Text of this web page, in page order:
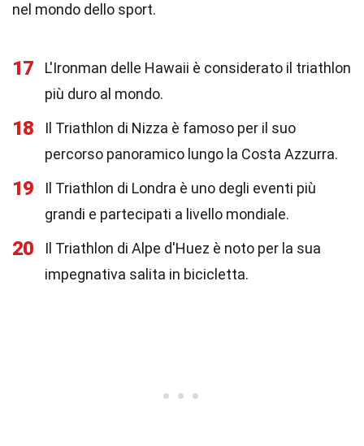
nel mondo dello sport.
17
L'Ironman delle Hawaii è considerato il triathlon
più duro al mondo.
18
Il Triathlon di Nizza è famoso per il suo
percorso panoramico lungo la Costa Azzurra.
19
Il Triathlon di Londra è uno degli eventi più
grandi e partecipati a livello mondiale.
20
Il Triathlon di Alpe d'Huez è noto per la sua
impegnativa salita in bicicletta.